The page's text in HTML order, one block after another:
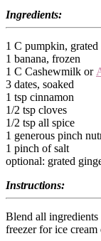
Ingredients:
1 C pumpkin, grated
1 banana, frozen
1 C Cashewmilk or
3 dates, soaked
1 tsp cinnamon
1/2 tsp cloves
1/2 tsp all spice
1 generous pinch
1 pinch of salt
optional: grated
Instructions:
Blend all
freezer for ice